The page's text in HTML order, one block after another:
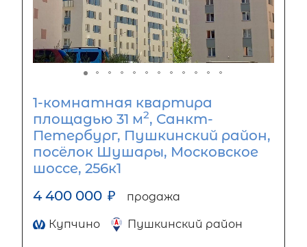
1-комнатная квартира
площадью 31 м2, Санкт-
Петербург, Пушкинский район,
посёлок Шушары, Московское
шоссе, 256к1
4 400 000 ₽ продажа
Купчино Пушкинский район